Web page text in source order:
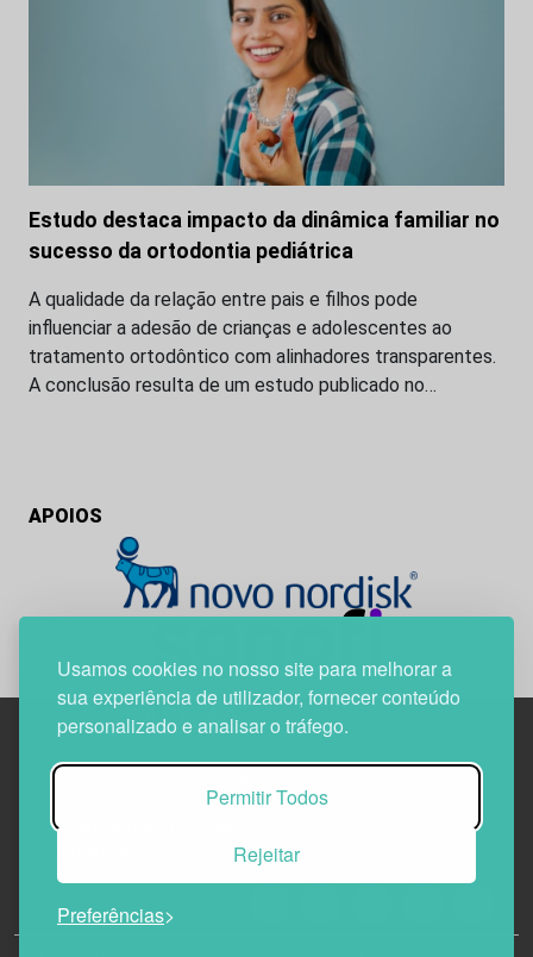
Usamos cookies no nosso site para melhorar a
sua experiência de utilizador, fornecer conteúdo
personalizado e analisar o tráfego.
Permitir Todos
Rejeitar
Preferências
Estudo destaca impacto da dinâmica familiar no
sucesso da ortodontia pediátrica
A qualidade da relação entre pais e filhos pode
influenciar a adesão de crianças e adolescentes ao
tratamento ortodôntico com alinhadores transparentes.
A conclusão resulta de um estudo publicado no…
APOIOS
Edif. Lisboa Oriente | Av. Infante D. Henrique, n.º 333H, esc.
1800-282 Lisboa | Portugal